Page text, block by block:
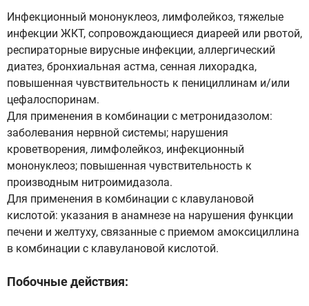
Инфекционный мононуклеоз, лимфолейкоз, тяжелые
инфекции ЖКТ, сопровождающиеся диареей или рвотой,
респираторные вирусные инфекции, аллергический
диатез, бронхиальная астма, сенная лихорадка,
повышенная чувствительность к пенициллинам и/или
цефалоспоринам.
Для применения в комбинации с метронидазолом:
заболевания нервной системы; нарушения
кроветворения, лимфолейкоз, инфекционный
мононуклеоз; повышенная чувствительность к
производным нитроимидазола.
Для применения в комбинации с клавулановой
кислотой: указания в анамнезе на нарушения функции
печени и желтуху, связанные с приемом амоксициллина
в комбинации с клавулановой кислотой.
Побочные действия: